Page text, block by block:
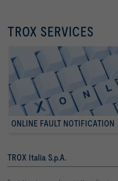
TROX SERVICES
ONLINE FAULT NOTIFICATION
TROX Italia S.p.A.